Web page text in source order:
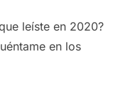
leíste en 2020?
en los